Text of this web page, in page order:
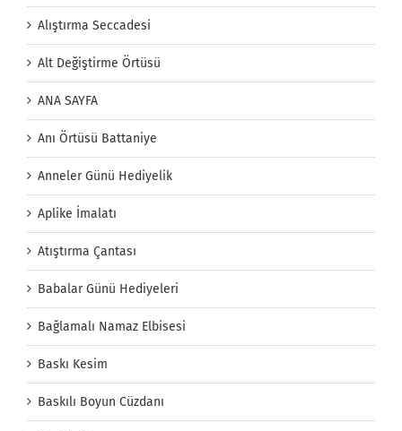
Alıştırma Seccadesi
Alt Değiştirme Örtüsü
ANA SAYFA
Anı Örtüsü Battaniye
Anneler Günü Hediyelik
Aplike İmalatı
Atıştırma Çantası
Babalar Günü Hediyeleri
Bağlamalı Namaz Elbisesi
Baskı Kesim
Baskılı Boyun Cüzdanı